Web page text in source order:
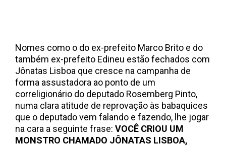
Nomes como o do ex-prefeito Marco Brito e do
também ex-prefeito Edineu estão fechados com
Jônatas Lisboa que cresce na campanha de
forma assustadora ao ponto de um
correligionário do deputado Rosemberg Pinto,
numa clara atitude de reprovação às babaquices
que o deputado vem falando e fazendo, lhe jogar
na cara a seguinte frase: VOCÊ CRIOU UM
MONSTRO CHAMADO JÔNATAS LISBOA,